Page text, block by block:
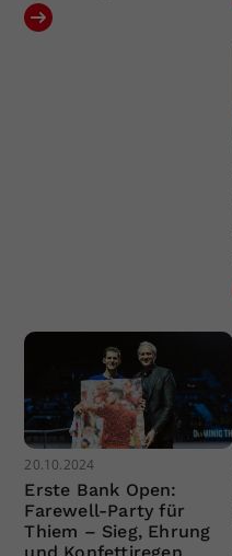
20.10.2024
Erste Bank Open:
Farewell-Party für
Thiem – Sieg, Ehrung